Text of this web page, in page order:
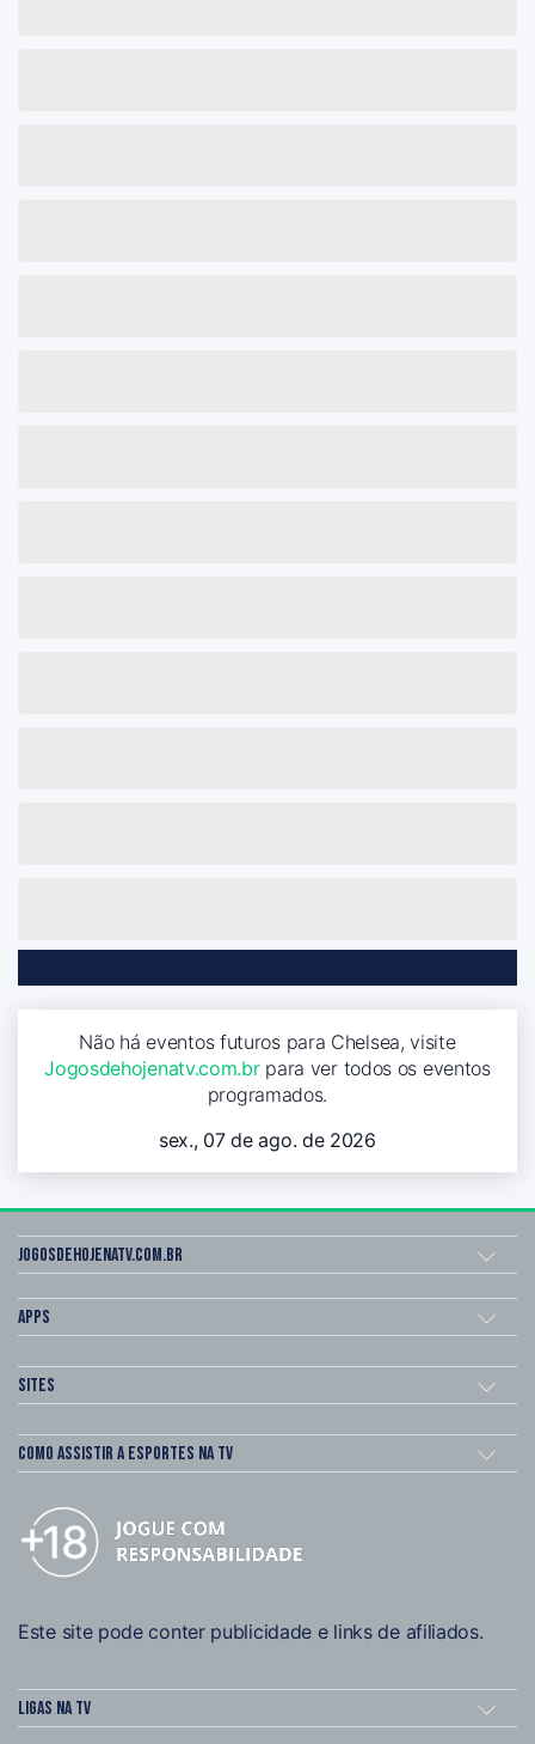
Não há eventos futuros para Chelsea, visite
Jogosdehojenatv.com.brpara ver todos os eventos
programados.
sex., 07 de ago. de 2026
Jogosdehojenatv.com.br
Apps
Sites
Como assistir a esportes na TV
Este site pode conter publicidade e links de afiliados.
Ligas na TV